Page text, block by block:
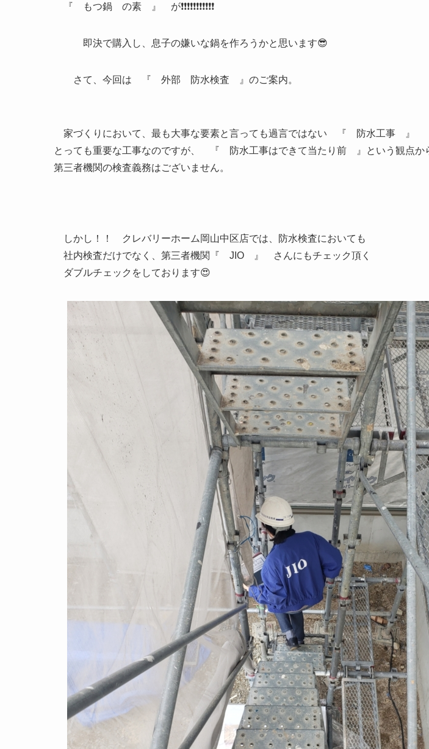
『 もつ鍋 の素 』 が❗❗❗❗❗❗❗❗❗❗❗
即決で購入し、息子の嫌いな鍋を作ろうかと思います😎
さて、今回は 『 外部 防水検査 』のご案内。
家づくりにおいて、最も大事な要素と言っても過言ではない 『 防水工事 』
とっても重要な工事なのですが、 『 防水工事はできて当たり前 』という観点か
第三者機関の検査義務はございません。
しかし！！ クレバリーホーム岡山中区店では、防水検査においても
社内検査だけでなく、第三者機関『 JIO 』 さんにもチェック頂く
ダブルチェックをしております😍